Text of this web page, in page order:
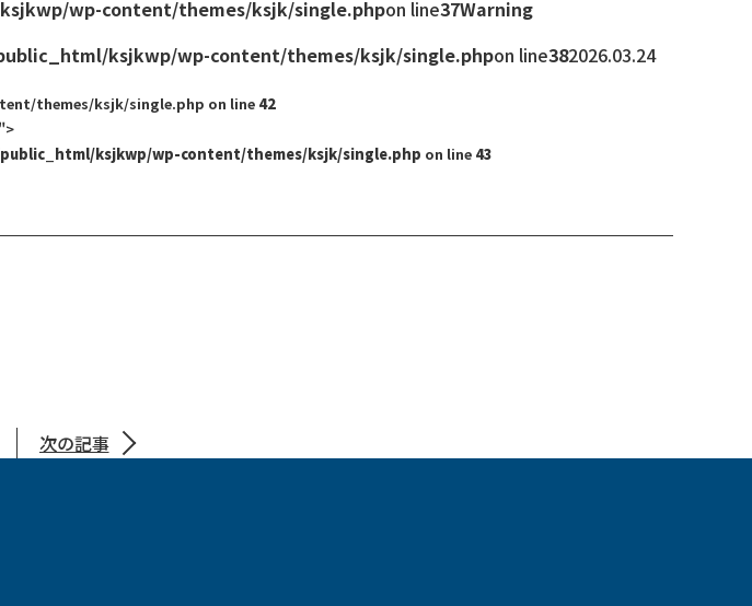
wp-content/themes/ksjk/single.phpon line37Warning
ksjkwp/wp-content/themes/ksjk/single.phpon line382026.03.24
themes/ksjk/single.php on line 42
ksjkwp/wp-content/themes/ksjk/single.php on line 43
次の記事